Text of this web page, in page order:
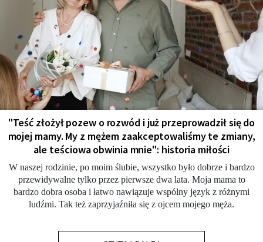
"Teść złożył pozew o rozwód i już przeprowadził się do
mojej mamy. My z mężem zaakceptowaliśmy te zmiany,
ale teściowa obwinia mnie": historia miłości
W naszej rodzinie, po moim ślubie, wszystko było dobrze i bardzo
przewidywalne tylko przez pierwsze dwa lata. Moja mama to
bardzo dobra osoba i łatwo nawiązuje wspólny język z różnymi
ludźmi. Tak też zaprzyjaźniła się z ojcem mojego męża.